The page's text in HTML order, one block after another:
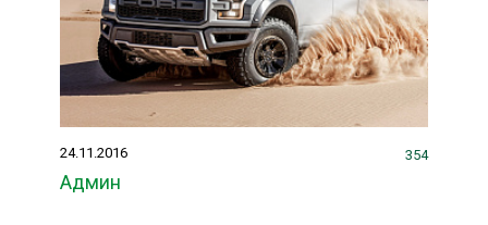
24.11.2016
Админ
354